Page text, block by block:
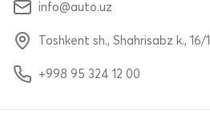
info@auto.uz
Toshkent sh., Shahrisabz k., 16/1
+998 95 324 12 00